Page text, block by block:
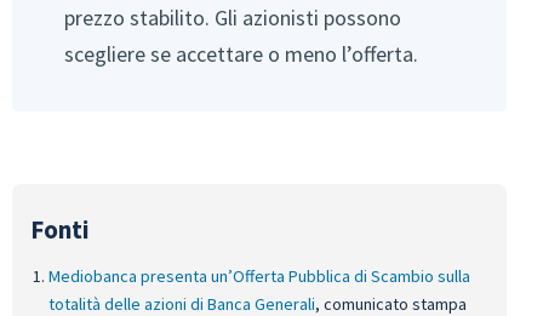
prezzo stabilito. Gli azionisti possono
scegliere se accettare o meno l’offerta.
Mediobanca presenta un’Offerta Pubblica di Scambio sulla
totalità delle azioni di Banca Generali, comunicato stampa